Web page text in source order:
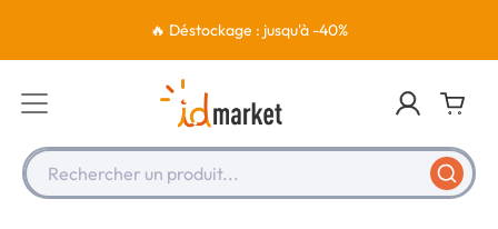
🔥 Déstockage : jusqu'à -40%
Rechercher un produit...